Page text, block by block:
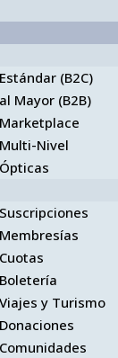
(B2C)
Mayor (B2B)
Nivel
y Turismo